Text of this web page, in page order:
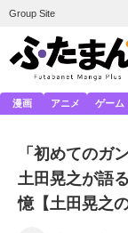
Group Site
漫画 アニメ ゲーム
「初めてのガ
土田晃之が語
憶【土田晃之